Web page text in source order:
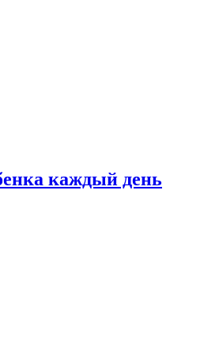
каждый день